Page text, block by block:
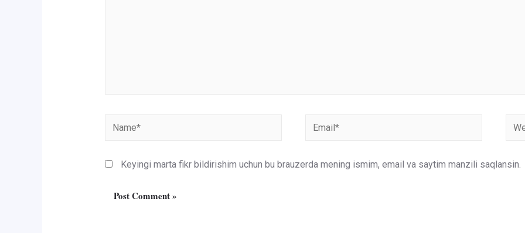
Name* Email*
Keyingi marta fikr bildirishim uchun bu brauzerda mening ismim, email va saytim manzili saqlansin.